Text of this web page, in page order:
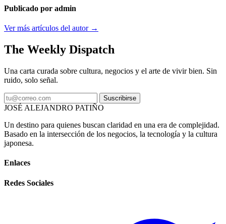
Publicado por admin
Ver más artículos del autor →
The Weekly Dispatch
Una carta curada sobre cultura, negocios y el arte de vivir bien. Sin
ruido, solo señal.
Suscribirse
JOSÉ ALEJANDRO PATIÑO
Un destino para quienes buscan claridad en una era de complejidad.
Basado en la intersección de los negocios, la tecnología y la cultura
japonesa.
Enlaces
Redes Sociales